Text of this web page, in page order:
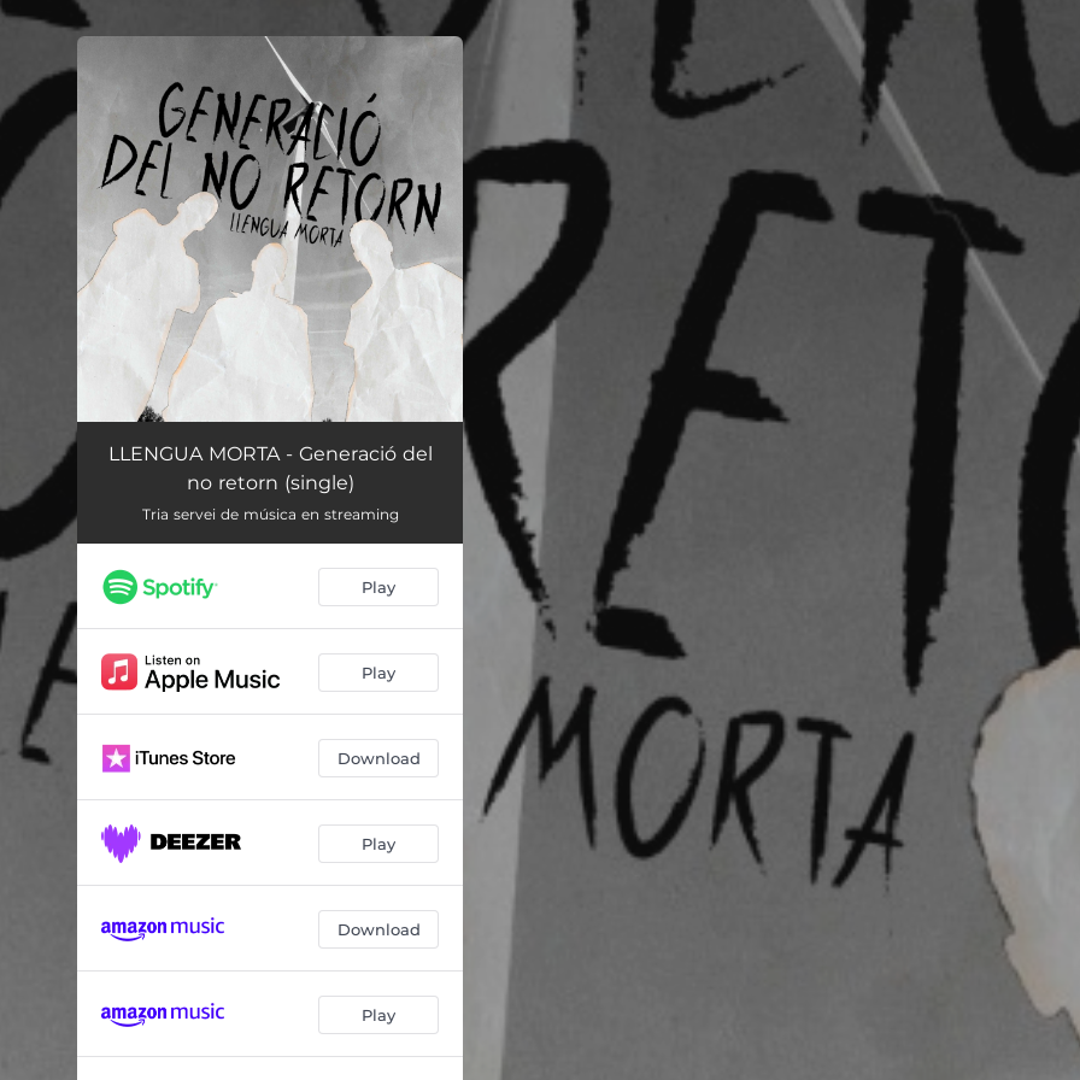
You're all set!
Generació del no retorn 03:16
LLENGUA MORTA - Generació del
no retorn (single)
Tria servei de música en streaming
Play
Play
Download
Play
Download
Play